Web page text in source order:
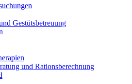
Gestütsbetreuung
und Rationsberechnung